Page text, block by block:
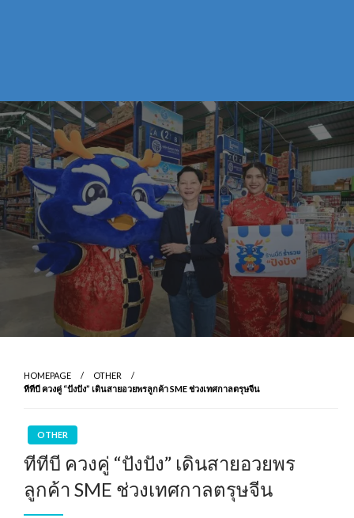
HOMEPAGE
OTHER
ทีทีบี ควงคู่ “ปังปัง” เดินสายอวยพรลูกค้า SME ช่วงเทศกาลตรุษจีน
OTHER
ทีทีบี ควงคู่ “ปังปัง” เดินสายอวยพร
ลูกค้า SME ช่วงเทศกาลตรุษจีน